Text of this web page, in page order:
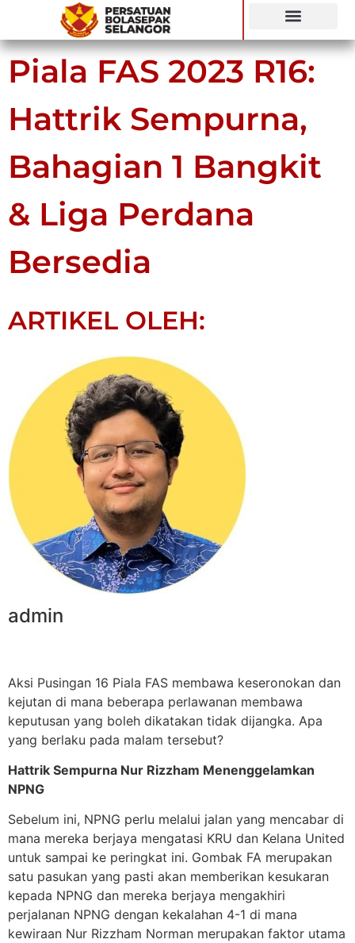
Piala FAS 2023 R16:
Hattrik Sempurna,
Bahagian 1 Bangkit
& Liga Perdana
Bersedia
ARTIKEL OLEH:
admin
Aksi Pusingan 16 Piala FAS membawa keseronokan dan
kejutan di mana beberapa perlawanan membawa
keputusan yang boleh dikatakan tidak dijangka. Apa
yang berlaku pada malam tersebut?
Hattrik Sempurna Nur Rizzham Menenggelamkan
NPNG
Sebelum ini, NPNG perlu melalui jalan yang mencabar di
mana mereka berjaya mengatasi KRU dan Kelana United
untuk sampai ke peringkat ini. Gombak FA merupakan
satu pasukan yang pasti akan memberikan kesukaran
kepada NPNG dan mereka berjaya mengakhiri
perjalanan NPNG dengan kekalahan 4-1 di mana
kewiraan Nur Rizzham Norman merupakan faktor utama